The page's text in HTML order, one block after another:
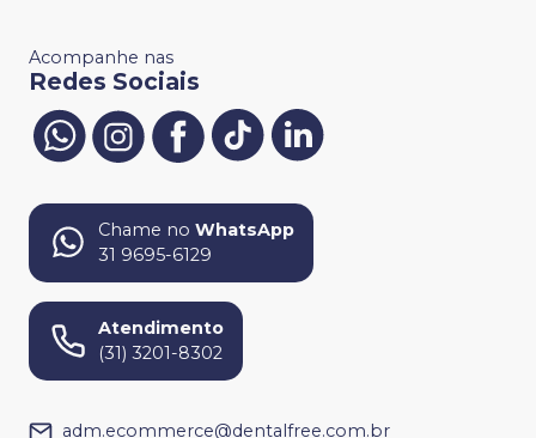
Acompanhe nas
Redes Sociais
Chame no WhatsApp
31 9695-6129
Atendimento
(31) 3201-8302
adm.ecommerce@dentalfree.com.br